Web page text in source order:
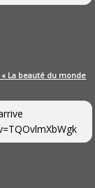
La beauté du monde